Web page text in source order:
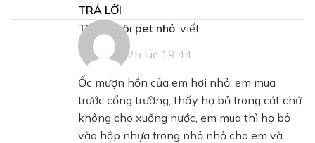
TRẢ LỜI
Thích nuôi pet nhỏ viết:
19/03/2025 lúc 19:44
Ốc mượn hồn của em hơi nhỏ, em mua
trước cổng trường, thấy họ bỏ trong cát chứ
không cho xuống nước, em mua thì họ bỏ
vào hộp nhựa trong nhỏ nhỏ cho em và